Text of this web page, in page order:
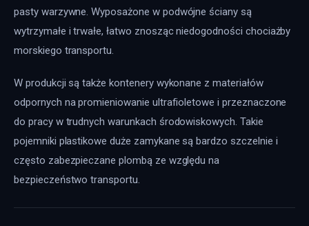
pasty warzywne. Wyposażone w podwójne ściany są
wytrzymałe i trwałe, łatwo znosząc niedogodności chociażby
morskiego transportu.
W produkcji są także kontenery wykonane z materiałów
odpornych na promieniowanie ultrafioletowe i przeznaczone
do pracy w trudnych warunkach środowiskowych. Takie
pojemniki plastikowe duże zamykane są bardzo szczelnie i
często zabezpieczane plombą ze względu na
bezpieczeństwo transportu.